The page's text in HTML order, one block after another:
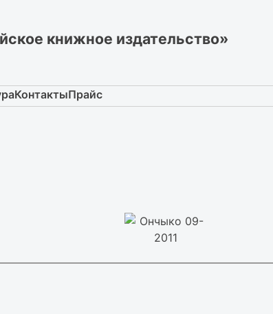
книжное издательство»
КонтактыПрайс